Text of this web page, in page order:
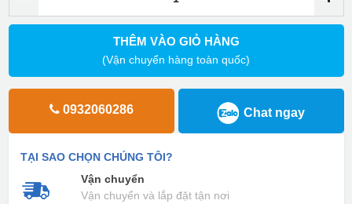
THÊM VÀO GIỎ HÀNG
(Vận chuyển hàng toàn quốc)
0932060286 Chat ngay
TẠI SAO CHỌN CHÚNG TÔI?
Vận chuyển
Vận chuyển và lắp đặt tận nơi